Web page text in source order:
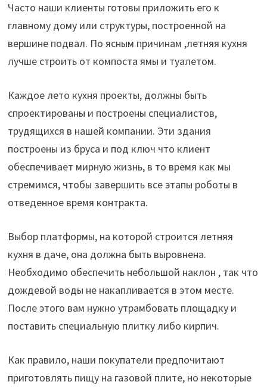
Часто наши клиенты готовы приложить его к
главному дому или структуры, построенной на
вершине подвал. По ясным причинам ,летняя кухня
лучше строить от компоста ямы и туалетом.
Каждое лето кухня проекты, должны быть
спроектированы и построены специалистов,
трудящихся в нашей компании. Эти здания
построены из бруса и под ключ что клиент
обеспечивает мирную жизнь, в то время как мы
стремимся, чтобы завершить все этапы роботы в
отведенное время контракта.
Выбор платформы, на которой строится летняя
кухня в даче, она должна быть выровнена.
Необходимо обеспечить небольшой наклон , так что
дождевой воды не накапливается в этом месте.
После этого вам нужно утрамбовать площадку и
поставить специальную плитку либо кирпич.
Как правило, наши покупатели предпочитают
приготовлять пищу на газовой плите, но некоторые